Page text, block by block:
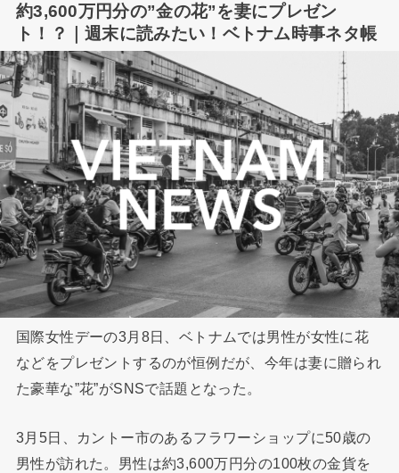
約3,600万円分の”金の花”を妻にプレゼン
ト！？｜週末に読みたい！ベトナム時事ネタ帳
国際女性デーの3月8日、ベトナムでは男性が女性に花
などをプレゼントするのが恒例だが、今年は妻に贈られ
た豪華な”花”がSNSで話題となった。
3月5日、カントー市のあるフラワーショップに50歳の
男性が訪れた。男性は約3,600万円分の100枚の金貨を